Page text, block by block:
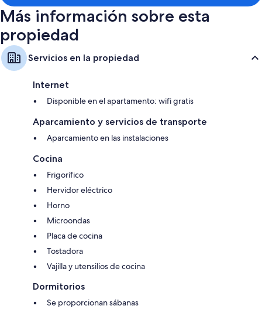
Más información sobre esta
propiedad
Servicios en la propiedad
Internet
Disponible en el apartamento: wifi gratis
Aparcamiento y servicios de transporte
Aparcamiento en las instalaciones
Cocina
Frigorífico
Hervidor eléctrico
Horno
Microondas
Placa de cocina
Tostadora
Vajilla y utensilios de cocina
Dormitorios
Se proporcionan sábanas